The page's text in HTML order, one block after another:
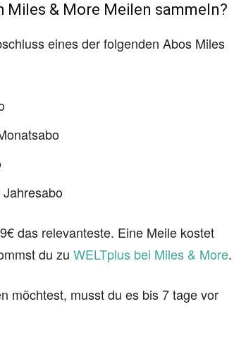
Miles & More Meilen sammeln?
eines der folgenden Abos Miles
das relevanteste. Eine Meile kostet
du zu WELTplus bei Miles & More.
möchtest, musst du es bis 7 tage vor